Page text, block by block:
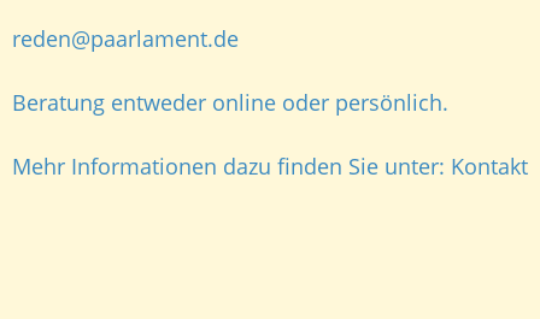
reden@paarlament.de
Beratung entweder online oder persönlich.
Mehr Informationen dazu finden Sie unter: Kontakt